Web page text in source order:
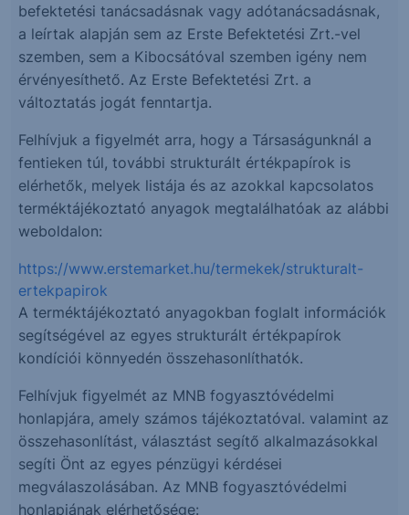
befektetési tanácsadásnak vagy adótanácsadásnak,
a leírtak alapján sem az Erste Befektetési Zrt.-vel
szemben, sem a Kibocsátóval szemben igény nem
érvényesíthető. Az Erste Befektetési Zrt. a
változtatás jogát fenntartja.
Felhívjuk a figyelmét arra, hogy a Társaságunknál a
fentieken túl, további strukturált értékpapírok is
elérhetők, melyek listája és az azokkal kapcsolatos
terméktájékoztató anyagok megtalálhatóak az alábbi
weboldalon:
https://www.erstemarket.hu/termekek/strukturalt-
ertekpapirok
A terméktájékoztató anyagokban foglalt információk
segítségével az egyes strukturált értékpapírok
kondíciói könnyedén összehasonlíthatók.
Felhívjuk figyelmét az MNB fogyasztóvédelmi
honlapjára, amely számos tájékoztatóval. valamint az
összehasonlítást, választást segítő alkalmazásokkal
segíti Önt az egyes pénzügyi kérdései
megválaszolásában. Az MNB fogyasztóvédelmi
honlapjának elérhetősége: